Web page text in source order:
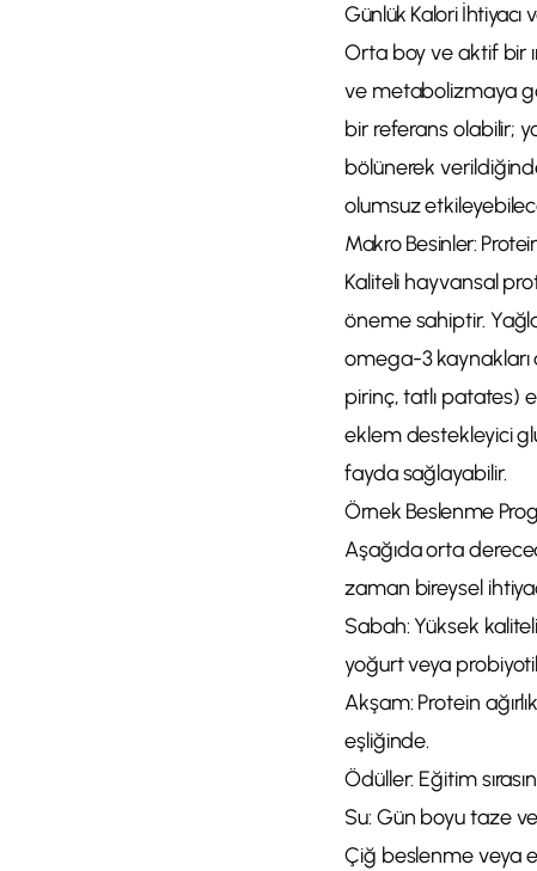
Günlük Kalori İhtiyacı
Orta boy ve aktif bir
ve metabolizmaya
bir referans olabilir;
bölünerek
olumsuz
Makro Besinler:
Kaliteli hayvansal
öneme sahiptir.
omega-3
pirinç, tatlı patates)
eklem destekleyici
fayda sağlayabilir.
Örnek Beslenme
Aşağıda orta
zaman bireysel
Sabah: Yüksek
yoğurt veya
Akşam: Protein
eşliğinde.
Ödüller: Eğitim
Su: Gün boyu taze
Çiğ beslenme veya